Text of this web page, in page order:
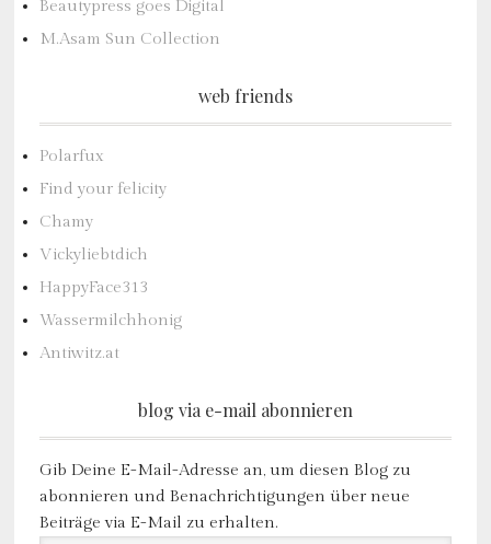
Beautypress goes Digital
M.Asam Sun Collection
web friends
Polarfux
Find your felicity
Chamy
Vickyliebtdich
HappyFace313
Wassermilchhonig
Antiwitz.at
blog via e-mail abonnieren
Gib Deine E-Mail-Adresse an, um diesen Blog zu
abonnieren und Benachrichtigungen über neue
Beiträge via E-Mail zu erhalten.